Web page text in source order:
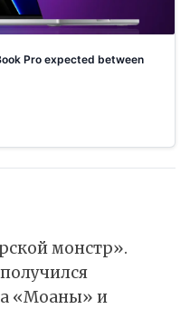
Pro expected between
Apple is still expected to launch a few M2 Macs
монстр».
«Моаны» и